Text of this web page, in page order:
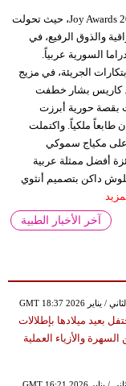
سجّلت النجمات السوريات حضوراً لافتاً في حفل Joy Awards 2026، حيث تحولت
والذوق الرفيع، في
السورية عربياً.
الجريئة، في مزيج
كاريس بشار خطفت
بقصة حورية أبرزت
طابعاً ملكياً. واكتملت
على مكياج سموكي
أفضل ممثلة عربية
داكن بتصميم أنثوي
آخر الأخبار الطبية
بعيد ميلادها بإطلالات
والأزياء العملية